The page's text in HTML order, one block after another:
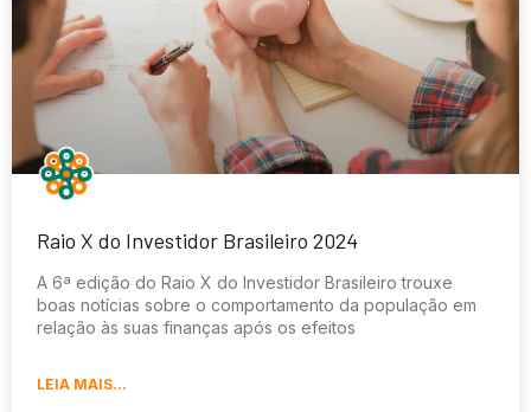
Raio X do Investidor Brasileiro 2024
A 6ª edição do Raio X do Investidor Brasileiro trouxe
boas notícias sobre o comportamento da população em
relação às suas finanças após os efeitos
LEIA MAIS...